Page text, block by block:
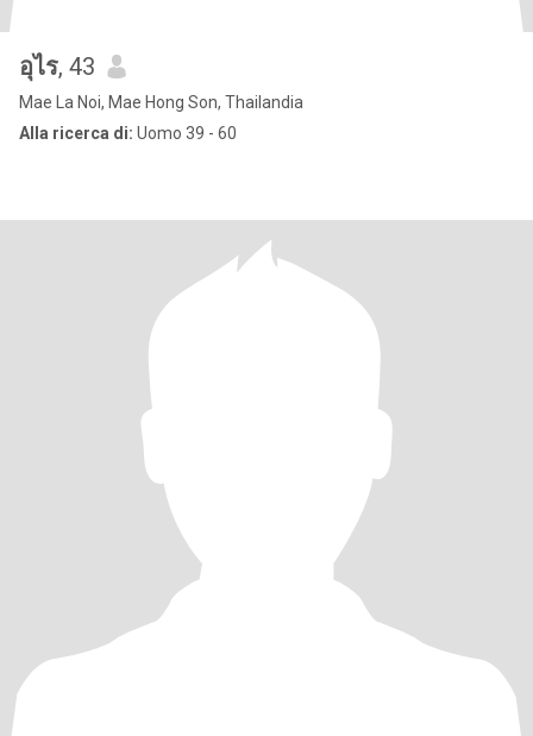
อุไร, 43
Mae La Noi, Mae Hong Son, Thailandia
Alla ricerca di: Uomo 39 - 60